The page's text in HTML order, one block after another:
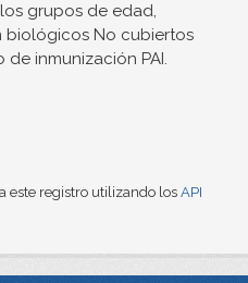
grupos de edad,
biológicos No cubiertos
inmunización PAI.
este registro utilizando los API